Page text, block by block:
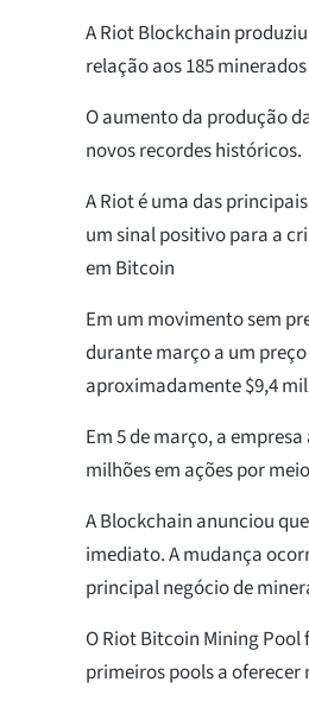
A Riot Blockchain
relação aos 185
O aumento da produção
novos recordes históricos.
A Riot é uma das
um sinal positivo para a
em Bitcoin
Em um movimento sem
durante março a um
aproximadamente $9,4
Em 5 de março, a
milhões em ações por
A Blockchain anunciou
imediato. A mudança
principal negócio de
O Riot Bitcoin Mining Pool
primeiros pools a